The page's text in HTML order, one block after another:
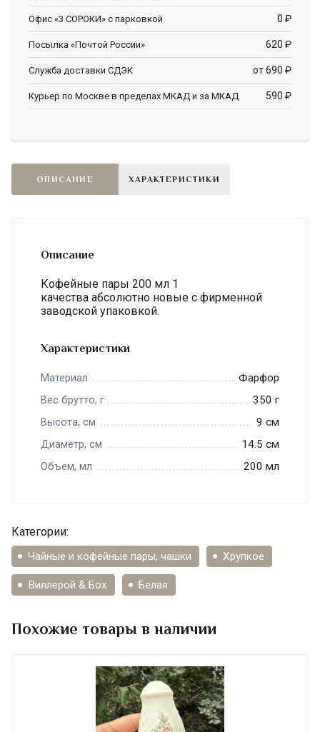
Офис «3 СОРОКИ» с парковкой 0 ₽
Посылка «Почтой России» 620 ₽
Служба доставки СДЭК от 690 ₽
Курьер по Москве в пределах МКАД и за МКАД 590 ₽
ОПИСАНИЕ ХАРАКТЕРИСТИКИ
Описание
Кофейные пары 200 мл 1
качества абсолютно новые с фирменной
заводской упаковкой.
Характеристики
Материал Фарфор
Вес брутто, г 350 г
Высота, см 9 см
Диаметр, см 14.5 см
Объем, мл 200 мл
Категории:
Чайные и кофейные пары, чашки Хрупкое
Виллерой & Бох Белая
Похожие товары в наличии